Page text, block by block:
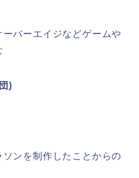
バーエイジなどゲームや
)
ンを制作したことからの